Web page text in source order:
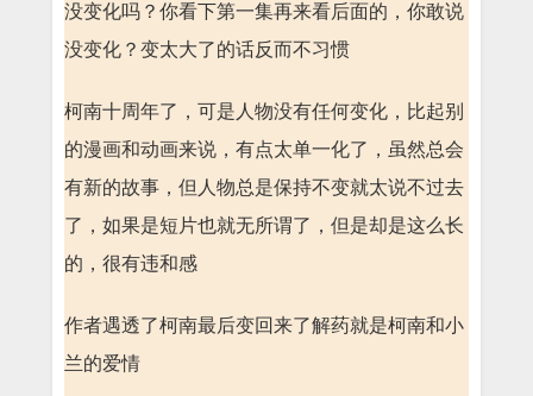
没变化吗？你看下第一集再来看后面的，你敢说
没变化？变太大了的话反而不习惯
柯南十周年了，可是人物没有任何变化，比起别
的漫画和动画来说，有点太单一化了，虽然总会
有新的故事，但人物总是保持不变就太说不过去
了，如果是短片也就无所谓了，但是却是这么长
的，很有违和感
作者遇透了柯南最后变回来了解药就是柯南和小
兰的爱情